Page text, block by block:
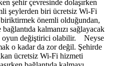
şehir çevresinde dolaşırken
şeylerden biri ücretsiz Wi-Fi
biriktirmek önemli olduğundan,
kalmanızı sağlayacak
oyun değiştirici olabilir. Neyse
o kadar da zor değil. Şehirde
ücretsiz Wi-Fi hizmeti